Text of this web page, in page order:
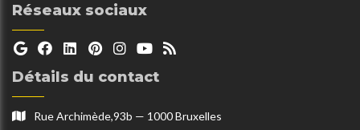
Réseaux sociaux
Détails du contact
Rue Archimède,93b — 1000 Bruxelles